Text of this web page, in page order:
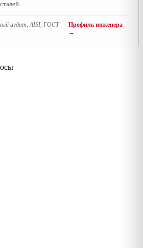
аудит, AISI, ГОСТ
Профиль инженера
→